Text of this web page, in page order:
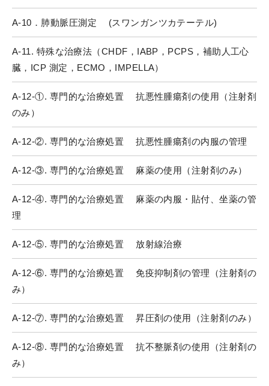
A-10．肺動脈圧測定 (スワンガンツカテーテル)
A-11. 特殊な治療法（CHDF，IABP，PCPS，補助人工心
臓，ICP 測定，ECMO，IMPELLA）
A-12-①. 専門的な治療処置 抗悪性腫瘍剤の使用（注射剤
のみ）
A-12-②. 専門的な治療処置 抗悪性腫瘍剤の内服の管理
A-12-③. 専門的な治療処置 麻薬の使用（注射剤のみ）
A-12-④. 専門的な治療処置 麻薬の内服・貼付、坐薬の管
理
A-12-⑤. 専門的な治療処置 放射線治療
A-12-⑥. 専門的な治療処置 免疫抑制剤の管理（注射剤の
み）
A-12-⑦. 専門的な治療処置 昇圧剤の使用（注射剤のみ）
A-12-⑧. 専門的な治療処置 抗不整脈剤の使用（注射剤の
み）